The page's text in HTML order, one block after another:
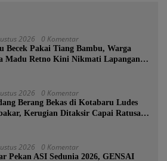
2026 0 Komentar
Becek Pakai Tiang Bambu, Warga
Madu Retno Kini Nikmati Lapangan
2026 0 Komentar
Berang Bekas di Kotabaru Ludes
Kerugian Ditaksir Capai Ratusan
2026 0 Komentar
Pekan ASI Sedunia 2026, GENSAI